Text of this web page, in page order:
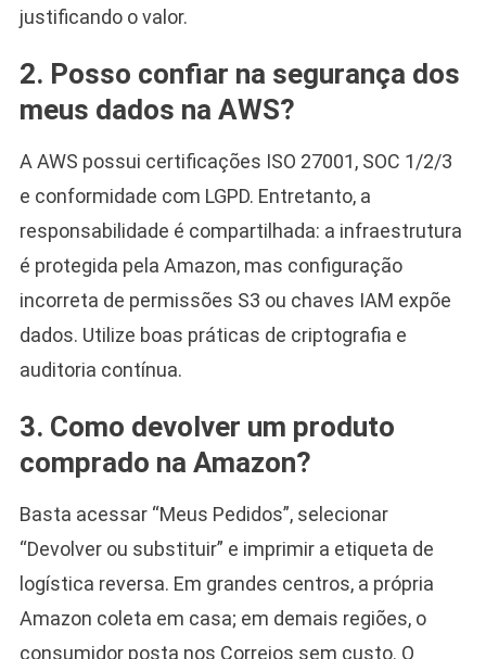
justificando o valor.
2. Posso confiar na segurança dos
meus dados na AWS?
A AWS possui certificações ISO 27001, SOC 1/2/3
e conformidade com LGPD. Entretanto, a
responsabilidade é compartilhada: a infraestrutura
é protegida pela Amazon, mas configuração
incorreta de permissões S3 ou chaves IAM expõe
dados. Utilize boas práticas de criptografia e
auditoria contínua.
3. Como devolver um produto
comprado na Amazon?
Basta acessar “Meus Pedidos”, selecionar
“Devolver ou substituir” e imprimir a etiqueta de
logística reversa. Em grandes centros, a própria
Amazon coleta em casa; em demais regiões, o
consumidor posta nos Correios sem custo. O